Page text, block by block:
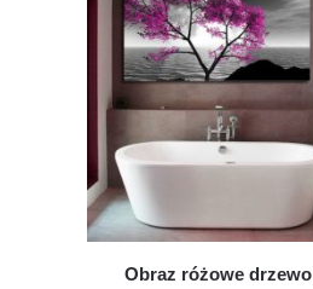
wariantów.
Opcje
można
wybrać
na
stronie
Obraz różowe drzewo